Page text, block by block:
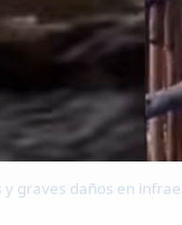
graves daños en